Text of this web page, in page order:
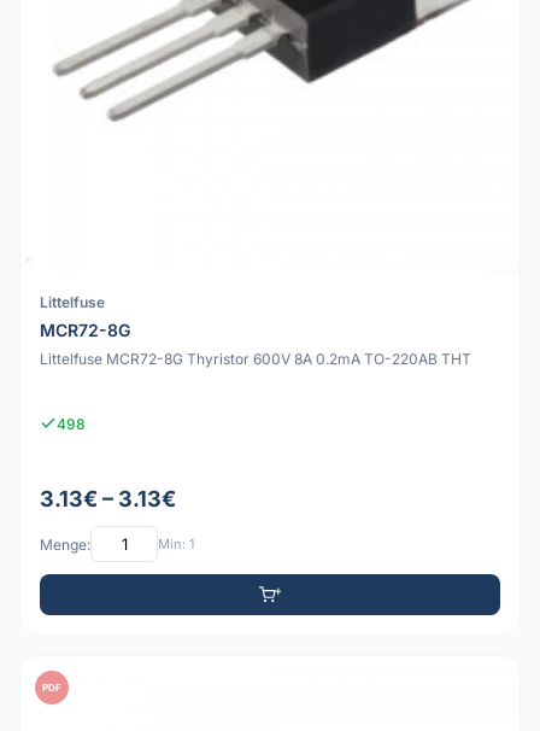
Littelfuse
MCR72-8G
Littelfuse MCR72-8G Thyristor 600V 8A 0.2mA TO-220AB THT
498
3.13€ – 3.13€
Menge: Min: 1
PDF